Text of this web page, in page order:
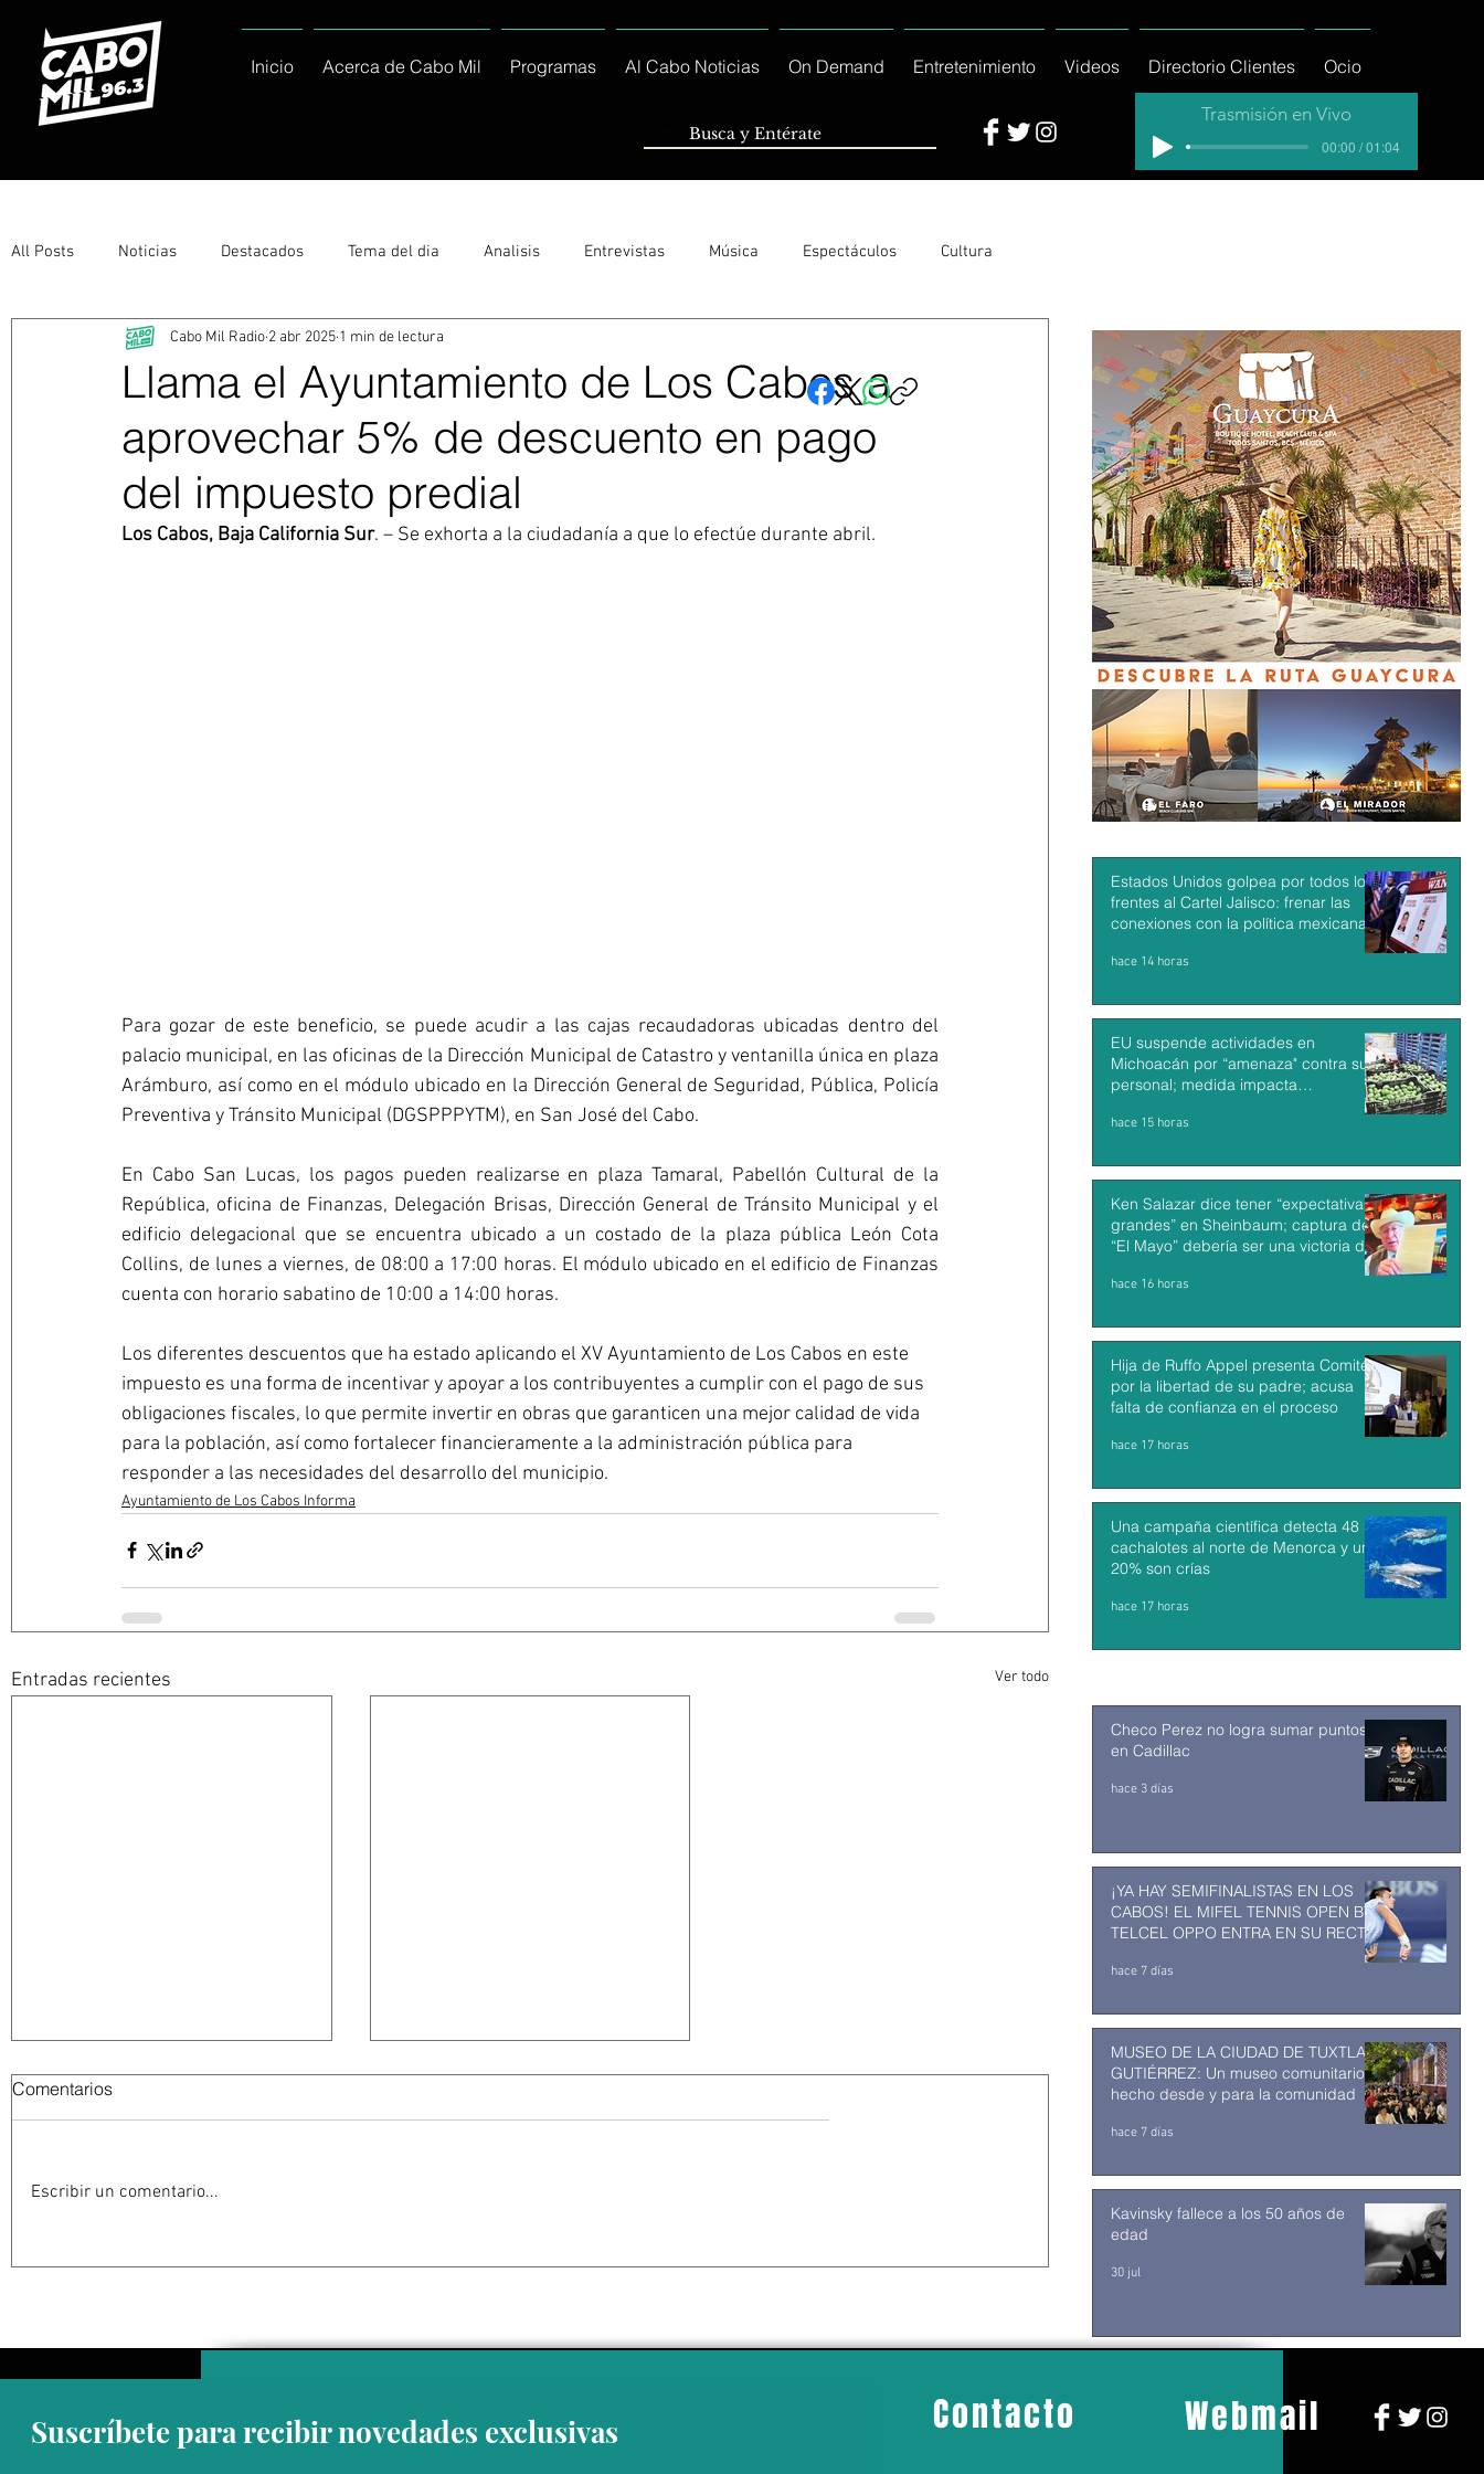
Inicio Acerca de Cabo Mil Programas Al Cabo Noticias On Demand Entretenimiento Videos Directorio Clientes Ocio
Trasmisión en Vivo
00:00 / 01:04
All Posts Noticias Destacados Tema del dia Analisis Entrevistas Música Espectáculos Cultura
Entérate Deportes La buena del día
Ayuntamiento de Los Cabos Informa Nacionales e Internacionales Columnas Locales Los Cabos
Llama el Ayuntamiento de Los Cabos a
aprovechar 5% de descuento en pago
del impuesto predial
Cabo Mil Radio 2 abr 2025 1 min de lectura
Los Cabos, Baja California Sur. – Se exhorta a la ciudadanía a que lo efectúe durante abril.
Para gozar de este beneficio, se puede acudir a las cajas recaudadoras ubicadas dentro del
palacio municipal, en las oficinas de la Dirección Municipal de Catastro y ventanilla única en plaza
Arámburo, así como en el módulo ubicado en la Dirección General de Seguridad, Pública, Policía
Preventiva y Tránsito Municipal (DGSPPPYTM), en San José del Cabo.
En Cabo San Lucas, los pagos pueden realizarse en plaza Tamaral, Pabellón Cultural de la
República, oficina de Finanzas, Delegación Brisas, Dirección General de Tránsito Municipal y el
edificio delegacional que se encuentra ubicado a un costado de la plaza pública León Cota
Collins, de lunes a viernes, de 08:00 a 17:00 horas. El módulo ubicado en el edificio de Finanzas
cuenta con horario sabatino de 10:00 a 14:00 horas.
Los diferentes descuentos que ha estado aplicando el XV Ayuntamiento de Los Cabos en este
impuesto es una forma de incentivar y apoyar a los contribuyentes a cumplir con el pago de sus
obligaciones fiscales, lo que permite invertir en obras que garanticen una mejor calidad de vida
para la población, así como fortalecer financieramente a la administración pública para
responder a las necesidades del desarrollo del municipio.
Ayuntamiento de Los Cabos Informa
Entradas recientes Ver todo
Comentarios
Escribir un comentario...
Estados Unidos golpea por todos los
frentes al Cartel Jalisco: frenar las
conexiones con la política mexicana y
hace 14 horas
EU suspende actividades en
Michoacán por “amenaza" contra su
personal; medida impacta
exportaciones de aguacate mexicano
hace 15 horas
Ken Salazar dice tener “expectativas
grandes” en Sheinbaum; captura de
“El Mayo” debería ser una victoria de
hace 16 horas
Hija de Ruffo Appel presenta Comité
por la libertad de su padre; acusa
falta de confianza en el proceso
hace 17 horas
Una campaña científica detecta 48
cachalotes al norte de Menorca y un
20% son crías
hace 17 horas
Checo Perez no logra sumar puntos
en Cadillac
hace 3 días
¡YA HAY SEMIFINALISTAS EN LOS
CABOS! EL MIFEL TENNIS OPEN BY
TELCEL OPPO ENTRA EN SU RECTA
hace 7 días
MUSEO DE LA CIUDAD DE TUXTLA
GUTIÉRREZ: Un museo comunitario
hecho desde y para la comunidad
hace 7 días
Kavinsky fallece a los 50 años de
edad
30 jul
Suscríbete para recibir novedades exclusivas Contacto Webmail